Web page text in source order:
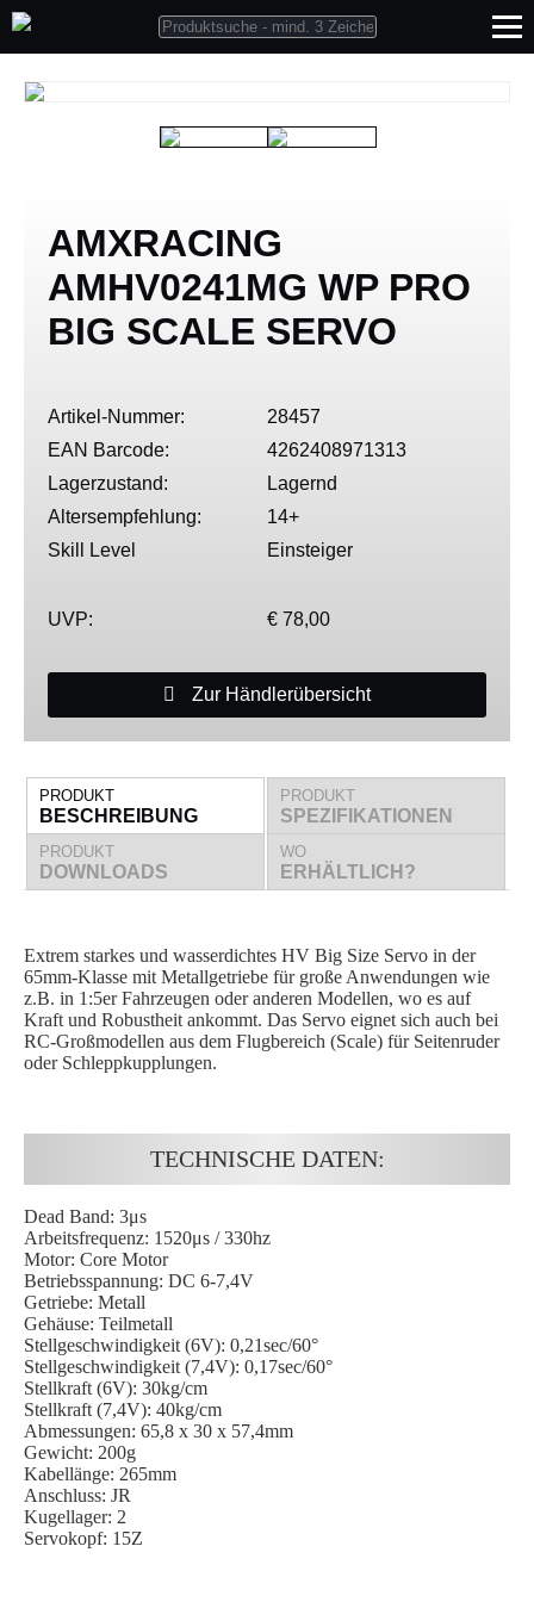
AMXRACING
AMHV0241MG WP PRO
BIG SCALE SERVO
Artikel-Nummer:
28457
EAN Barcode:
4262408971313
Lagerzustand:
Lagernd
Altersempfehlung:
14+
Skill Level
Einsteiger
UVP: € 78,00
Zur Händlerübersicht
PRODUKT
BESCHREIBUNG
PRODUKT
SPEZIFIKATIONEN
PRODUKT
DOWNLOADS
WO
ERHÄLTLICH?
Extrem starkes und wasserdichtes HV Big Size Servo in der
65mm-Klasse mit Metallgetriebe für große Anwendungen wie
z.B. in 1:5er Fahrzeugen oder anderen Modellen, wo es auf
Kraft und Robustheit ankommt. Das Servo eignet sich auch bei
RC-Großmodellen aus dem Flugbereich (Scale) für Seitenruder
oder Schleppkupplungen.
TECHNISCHE DATEN:
Dead Band: 3μs
Arbeitsfrequenz: 1520μs / 330hz
Motor: Core Motor
Betriebsspannung: DC 6-7,4V
Getriebe: Metall
Gehäuse: Teilmetall
Stellgeschwindigkeit (6V): 0,21sec/60°
Stellgeschwindigkeit (7,4V): 0,17sec/60°
Stellkraft (6V): 30kg/cm
Stellkraft (7,4V): 40kg/cm
Abmessungen: 65,8 x 30 x 57,4mm
Gewicht: 200g
Kabellänge: 265mm
Anschluss: JR
Kugellager: 2
Servokopf: 15Z